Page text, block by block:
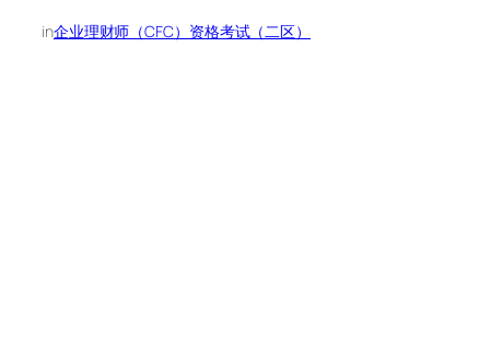
in企业理财师（CFC）资格考试（二区）